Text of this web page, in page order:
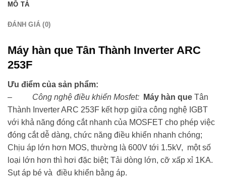
MÔ TẢ
ĐÁNH GIÁ (0)
Máy hàn que Tân Thành Inverter ARC
253F
Ưu điểm của sản phẩm:
– Công nghệ điều khiển Mosfet: Máy hàn que Tân
Thành Inverter ARC 253F kết hợp giữa công nghệ IGBT
với khả năng đóng cắt nhanh của MOSFET cho phép việc
đóng cắt dễ dàng, chức năng điều khiển nhanh chóng;
Chịu áp lớn hơn MOS, thường là 600V tới 1.5kV, một số
loại lớn hơn thì hơi đặc biệt; Tải dòng lớn, cỡ xấp xỉ 1KA.
Sụt áp bé và điều khiển bằng áp.